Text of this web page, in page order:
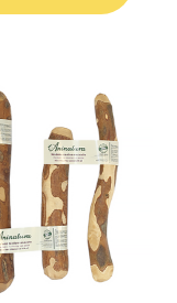
Rango
precios:
desde
4.00 €
hasta
8.00 €